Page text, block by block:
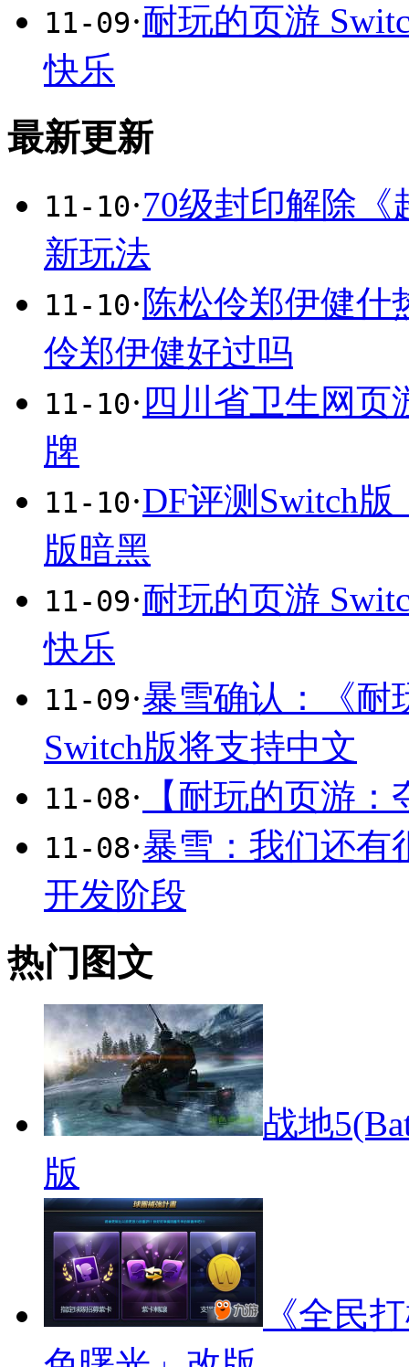
11-09·耐玩的页游
快乐
最新更新
11-10·70级封印解除《
新玩法
11-10·陈松伶郑伊健什
伶郑伊健好过吗
11-10· 四川省卫生网页
牌
11-10·DF评测Switch
版暗黑
11-09·耐玩的页游
快乐
11-09·暴雪确认：《耐
Switch版将支持中文
11-08· 【耐玩的页游
11-08·暴雪：我们还有
开发阶段
热门图文
战地
版
《全民